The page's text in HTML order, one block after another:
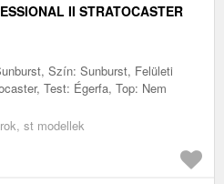
II STRATOCASTER
Szín: Sunburst, Felületi
Test: Égerfa, Top: Nem
st modellek